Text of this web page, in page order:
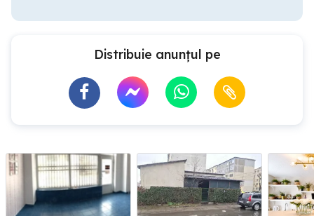
Distribuie anunțul pe